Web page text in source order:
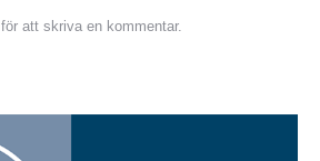
för att skriva en kommentar.